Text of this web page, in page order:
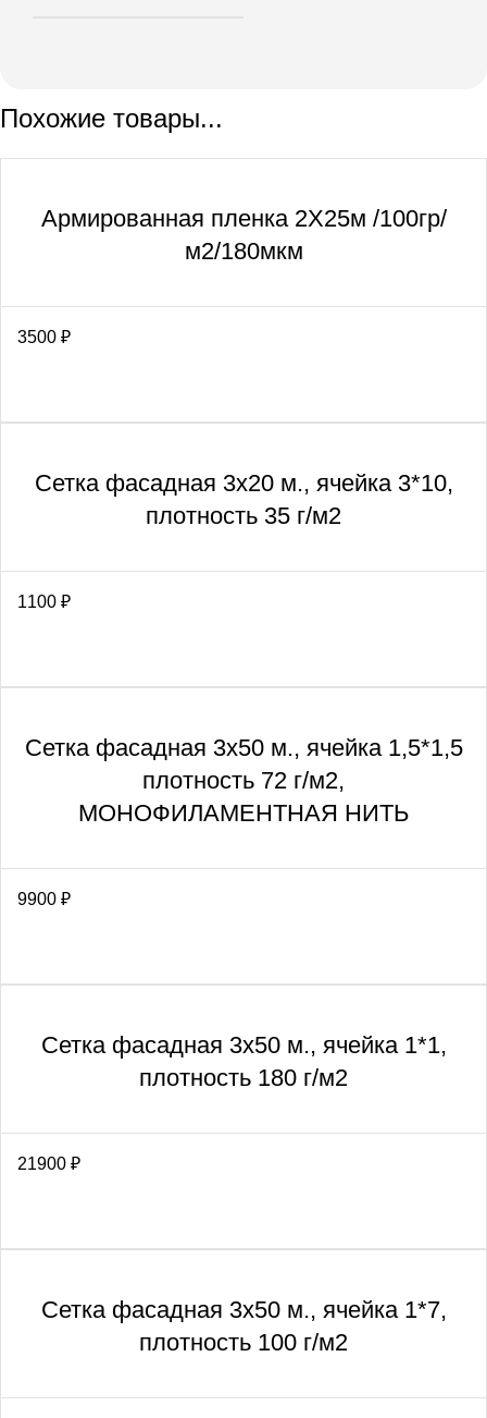
Похожие товары...
Армированная пленка 2Х25м /100гр/
м2/180мкм
3500 ₽
Сетка фасадная 3х20 м., ячейка 3*10,
плотность 35 г/м2
1100 ₽
Сетка фасадная 3х50 м., ячейка 1,5*1,5
плотность 72 г/м2,
МОНОФИЛАМЕНТНАЯ НИТЬ
9900 ₽
Сетка фасадная 3х50 м., ячейка 1*1,
плотность 180 г/м2
21900 ₽
Сетка фасадная 3х50 м., ячейка 1*7,
плотность 100 г/м2